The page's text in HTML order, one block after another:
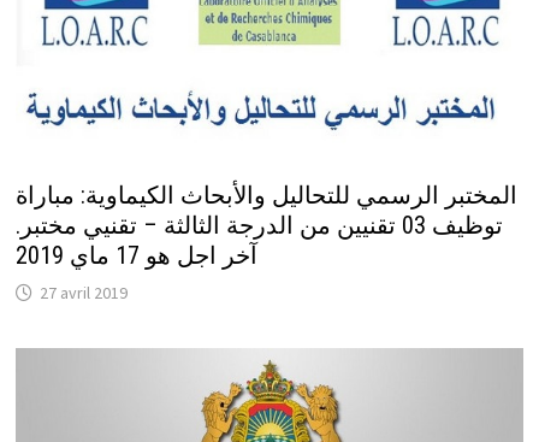
المختبر الرسمي للتحاليل والأبحاث الكيماوية: مباراة
توظيف 03 تقنيين من الدرجة الثالثة – تقنيي مختبر.
آخر اجل هو 17 ماي 2019
27 avril 2019